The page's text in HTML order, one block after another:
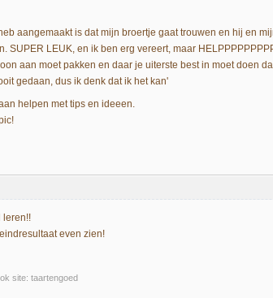
aangemaakt is dat mijn broertje gaat trouwen en hij en
SUPER LEUK, en ik ben erg vereert, maar
aan moet pakken en daar je uiterste best in moet doen
gedaan, dus ik denk dat ik het kan'
helpen met tips en ideeen.
leren!!
even zien!
site: taartengoed